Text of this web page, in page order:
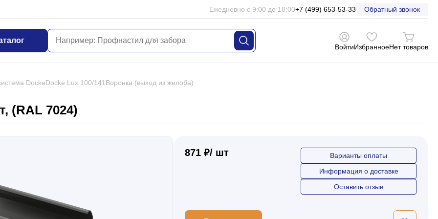
Ежедневно с 9:00 до 18:00+7 (499) 653-53-33 Обратный звонок
ВойтиИзбранноеНет товаров
DockeDocke Lux 100/141 Воронка (выход из желоба)
(RAL 7024)
871 ₽/ шт
Варианты оплаты
Информация о доставке
Оставить отзыв